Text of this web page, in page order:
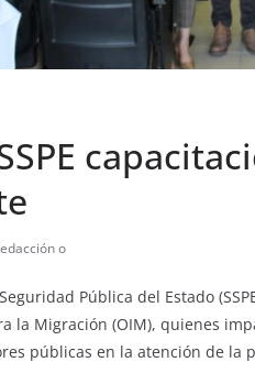
o
Pública del Estado
la Migración (OIM), quienes
públicas en la atención de la